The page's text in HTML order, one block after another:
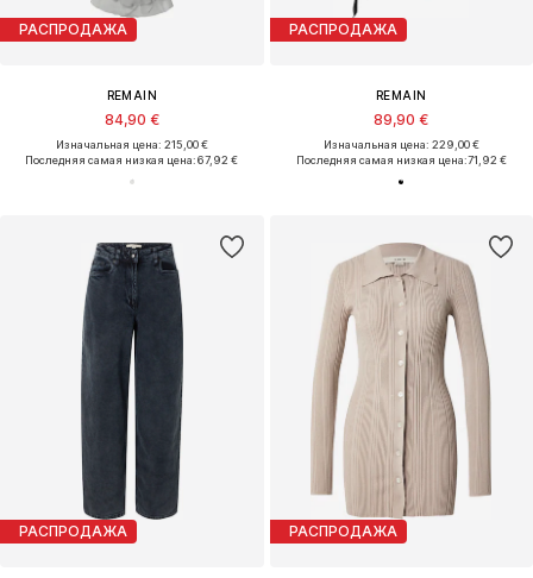
РАСПРОДАЖА
REMAIN
84,90 €
Изначальная цена: 215,00 €
Последняя самая низкая цена:67,92 €
РАСПРОДАЖА
REMAIN
89,90 €
Изначальная цена: 229,00 €
Последняя самая низкая цена:71,92 €
РАСПРОДАЖА РАСПРОДАЖА